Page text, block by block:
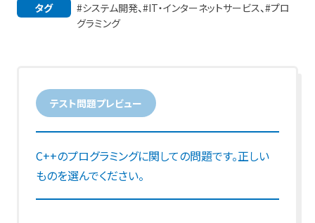
タグ
#システム開発、#IT・インターネットサービス、#プロ
グラミング
テスト問題プレビュー
C++のプログラミングに関しての問題です。正しい
ものを選んでください。